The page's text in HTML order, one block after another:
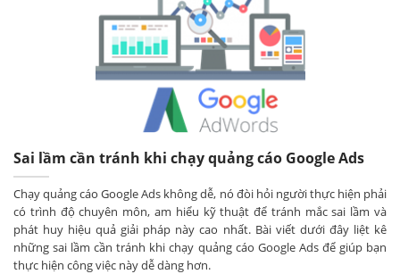
Sai lầm cần tránh khi chạy quảng cáo Google Ads
Chạy quảng cáo Google Ads không dễ, nó đòi hỏi người thực hiện phải
có trình độ chuyên môn, am hiểu kỹ thuật để tránh mắc sai lầm và
phát huy hiệu quả giải pháp này cao nhất. Bài viết dưới đây liệt kê
những sai lầm cần tránh khi chạy quảng cáo Google Ads để giúp bạn
thực hiện công việc này dễ dàng hơn.